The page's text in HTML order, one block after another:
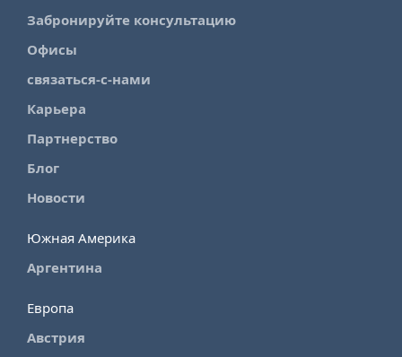
Забронируйте консультацию
Офисы
связаться-с-нами
Карьера
Партнерство
Блог
Новости
Южная Америка
Аргентина
Европа
Австрия